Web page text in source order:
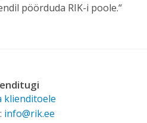
pöörduda RIK-i poole.“
klienditoele
info@rik.ee